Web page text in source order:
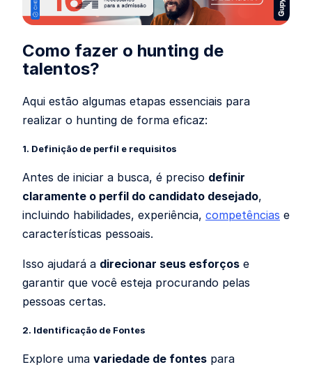
Como fazer o hunting de
talentos?
Aqui estão algumas etapas essenciais para
realizar o hunting de forma eficaz:
1. Definição de perfil e requisitos
Antes de iniciar a busca, é preciso definir
claramente o perfil do candidato desejado,
incluindo habilidades, experiência, competências e
características pessoais.
Isso ajudará a direcionar seus esforços e
garantir que você esteja procurando pelas
pessoas certas.
2. Identificação de Fontes
Explore uma variedade de fontes para